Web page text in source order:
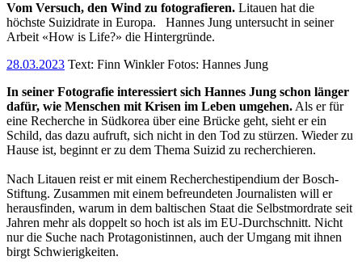
Vom Versuch, den Wind zu fotografieren. Litauen hat die
höchste Suizidrate in Europa.
Hannes Jung untersucht in seiner
Arbeit «How is Life?» die Hintergründe.
28.03.2023 Text: Finn Winkler Fotos: Hannes Jung
In seiner Fotografie interessiert sich Hannes Jung schon länger
dafür, wie Menschen mit Krisen im Leben umgehen. Als er für
eine Recherche in Südkorea über eine Brücke geht, sieht er ein
Schild, das dazu aufruft, sich nicht in den Tod zu stürzen. Wieder zu
Hause ist, beginnt er zu dem Thema Suizid zu recherchieren.
Nach Litauen reist er mit einem Recherchestipendium der Bosch-
Stiftung. Zusammen mit einem befreundeten Journalisten will er
herausfinden, warum in dem baltischen Staat die Selbstmordrate seit
Jahren mehr als doppelt so hoch ist als im EU-Durchschnitt. Nicht
nur die Suche nach Protagonistinnen, auch der Umgang mit ihnen
birgt Schwierigkeiten.